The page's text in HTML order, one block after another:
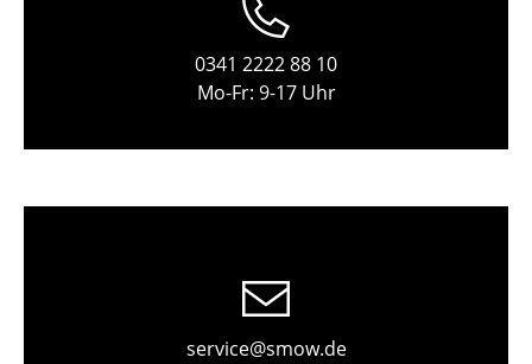
0341 2222 88 10
Mo-Fr: 9-17 Uhr
service@smow.de